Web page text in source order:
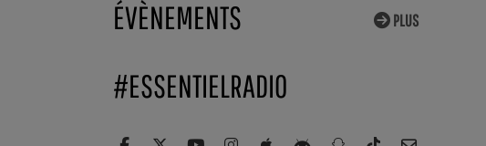
PLUS
ÉVÈNEMENTS
#ESSENTIELRADIO